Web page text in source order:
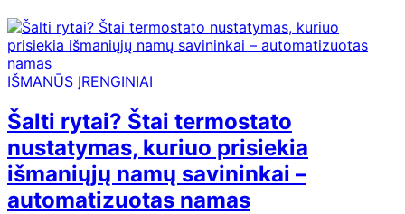
IŠMANŪS ĮRENGINIAI
Šalti rytai? Štai termostato
nustatymas, kuriuo prisiekia
išmaniųjų namų savininkai –
automatizuotas namas